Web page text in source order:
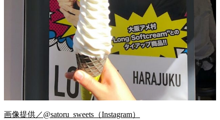
画像提供／@satoru_sweets（Instagram）